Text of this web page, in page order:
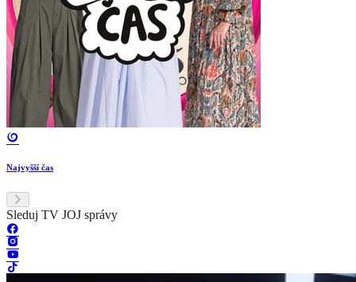
Najvyšší čas
Sleduj TV JOJ správy